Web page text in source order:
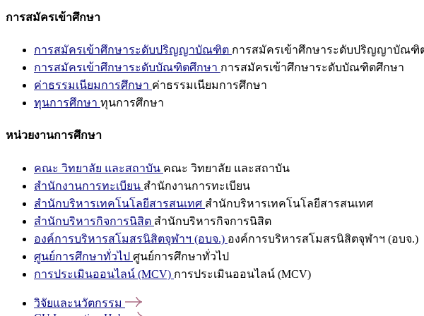
การสมัครเข้าศึกษา
การสมัครเข้าศึกษาระดับปริญญาบัณฑิต การสมัครเข้าศึกษาระดับปริญญาบัณฑิ
การสมัครเข้าศึกษาระดับบัณฑิตศึกษา การสมัครเข้าศึกษาระดับบัณฑิตศึกษา
ค่าธรรมเนียมการศึกษา ค่าธรรมเนียมการศึกษา
ทุนการศึกษา ทุนการศึกษา
หน่วยงานการศึกษา
คณะ วิทยาลัย และสถาบัน คณะ วิทยาลัย และสถาบัน
สำนักงานการทะเบียน สำนักงานการทะเบียน
สำนักบริหารเทคโนโลยีสารสนเทศ สำนักบริหารเทคโนโลยีสารสนเทศ
สำนักบริหารกิจการนิสิต สำนักบริหารกิจการนิสิต
องค์การบริหารสโมสรนิสิตจุฬาฯ (อบจ.) องค์การบริหารสโมสรนิสิตจุฬาฯ (อบจ.)
ศูนย์การศึกษาทั่วไป ศูนย์การศึกษาทั่วไป
การประเมินออนไลน์ (MCV) การประเมินออนไลน์ (MCV)
วิจัยและนวัตกรรม